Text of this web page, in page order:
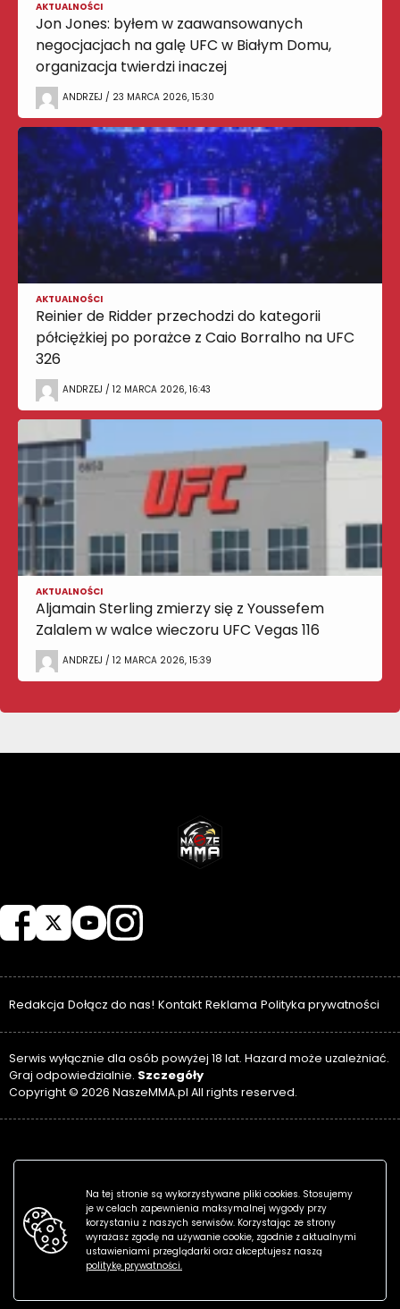
AKTUALNOŚCI
Jon Jones: byłem w zaawansowanych
negocjacjach na galę UFC w Białym Domu,
organizacja twierdzi inaczej
ANDRZEJ / 23 MARCA 2026, 15:30
AKTUALNOŚCI
Reinier de Ridder przechodzi do kategorii
półciężkiej po porażce z Caio Borralho na UFC
326
ANDRZEJ / 12 MARCA 2026, 16:43
AKTUALNOŚCI
Aljamain Sterling zmierzy się z Youssefem
Zalalem w walce wieczoru UFC Vegas 116
ANDRZEJ / 12 MARCA 2026, 15:39
Redakcja Dołącz do nas! Kontakt Reklama Polityka prywatności
Serwis wyłącznie dla osób powyżej 18 lat. Hazard może uzależniać.
Graj odpowiedzialnie. Szczegóły
Copyright © 2026 NaszeMMA.pl All rights reserved.
Na tej stronie są wykorzystywane pliki cookies. Stosujemy
je w celach zapewnienia maksymalnej wygody przy
korzystaniu z naszych serwisów. Korzystając ze strony
wyrażasz zgodę na używanie cookie, zgodnie z aktualnymi
ustawieniami przeglądarki oraz akceptujesz naszą
politykę prywatności.